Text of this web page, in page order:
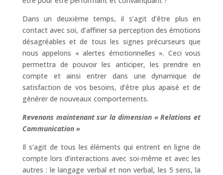
Dans un deuxième temps, il s’agit d’être plus en
contact avec soi, d’affiner sa perception des émotions
désagréables et de tous les signes précurseurs que
nous appelons « alertes émotionnelles ». Ceci vous
permettra de pouvoir les anticiper, les prendre en
compte et ainsi entrer dans une dynamique de
satisfaction de vos besoins, d’être plus apaisé et de
générer de nouveaux comportements.
Revenons maintenant sur la dimension « Relations et
Communication »
Il s’agit de tous les éléments qui entrent en ligne de
compte lors d’interactions avec soi-même et avec les
autres : le langage verbal et non verbal, les 5 sens, la